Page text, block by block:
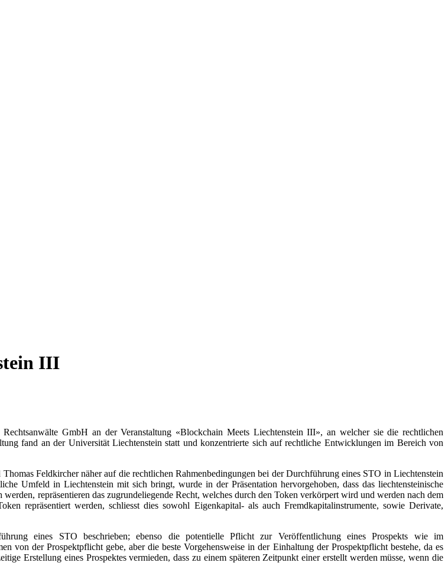
III
GmbH an der Veranstaltung «Blockchain Meets Liechtenstein III», an welcher sie die rechtlichen
fand an der Universität Liechtenstein statt und konzentrierte sich auf rechtliche Entwicklungen im Bereich von
Feldkircher näher auf die rechtlichen Rahmenbedingungen bei der Durchführung eines STO in Liechtenstein
Umfeld in Liechtenstein mit sich bringt, wurde in der Präsentation hervorgehoben, dass das liechtensteinische
repräsentieren das zugrundeliegende Recht, welches durch den Token verkörpert wird und werden nach dem
repräsentiert werden, schliesst dies sowohl Eigenkapital- als auch Fremdkapitalinstrumente, sowie Derivate,
eines STO beschrieben; ebenso die potentielle Pflicht zur Veröffentlichung eines Prospekts wie im
von der Prospektpflicht gebe, aber die beste Vorgehensweise in der Einhaltung der Prospektpflicht bestehe, da es
Erstellung eines Prospektes vermieden, dass zu einem späteren Zeitpunkt einer erstellt werden müsse, wenn die